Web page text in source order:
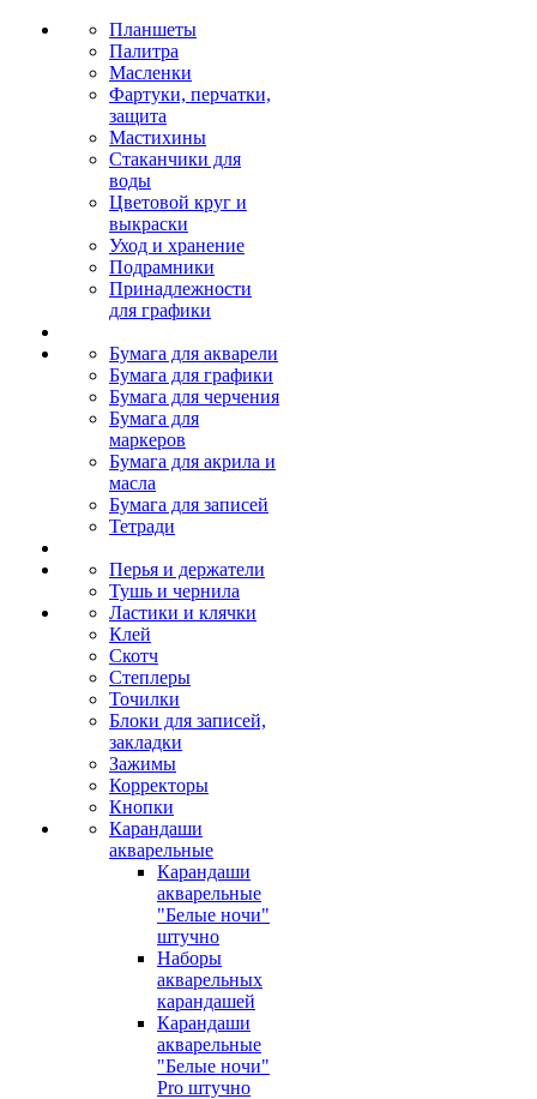
Планшеты
Палитра
Масленки
Фартуки, перчатки,
защита
Мастихины
Стаканчики для
воды
Цветовой круг и
выкраски
Уход и хранение
Подрамники
Принадлежности
для графики
Бумага для акварели
Бумага для графики
Бумага для черчения
Бумага для
маркеров
Бумага для акрила и
масла
Бумага для записей
Тетради
Перья и держатели
Тушь и чернила
Ластики и клячки
Клей
Скотч
Степлеры
Точилки
Блоки для записей,
закладки
Зажимы
Корректоры
Кнопки
Карандаши
акварельные
Карандаши
акварельные
"Белые ночи"
штучно
Наборы
акварельных
карандашей
Карандаши
акварельные
"Белые ночи"
Pro штучно